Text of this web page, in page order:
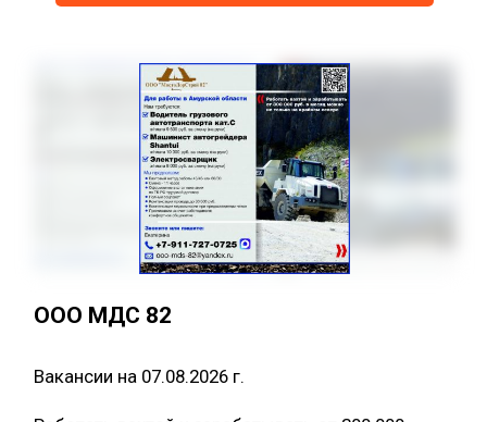
ООО МДС 82
Вакансии на 07.08.2026 г.